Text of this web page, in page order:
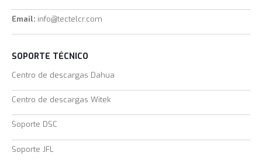
Email: info@tectelcr.com
SOPORTE TÉCNICO
Centro de descargas Dahua
Centro de descargas Witek
Soporte DSC
Soporte JFL